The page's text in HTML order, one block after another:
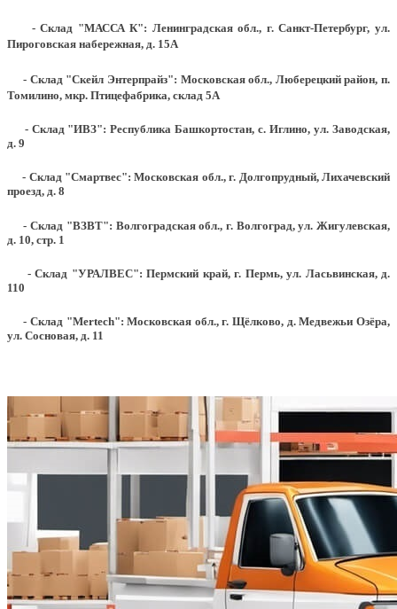
- Склад "МАССА К": Ленинградская обл., г. Санкт-Петербург, ул.
Пироговская набережная, д. 15А
- Склад "Скейл Энтерпрайз": Московская обл., Люберецкий район, п.
Томилино, мкр. Птицефабрика, склад 5А
- Склад "ИВЗ": Республика Башкортостан, с. Иглино, ул. Заводская,
д. 9
- Склад "Смартвес":Московская обл., г. Долгопрудный, Лихачевский
проезд, д. 8
- Склад "ВЗВТ": Волгоградская обл., г. Волгоград, ул. Жигулевская,
д. 10, стр. 1
- Склад "УРАЛВЕС": Пермский край, г. Пермь, ул. Ласьвинская, д.
110
- Склад "Mertech": Московская обл., г. Щёлково, д. Медвежьи Озёра,
ул. Сосновая, д. 11